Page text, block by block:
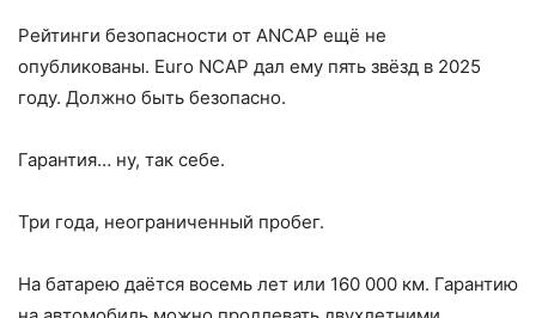
Рейтинги безопасности от ANCAP ещё не
опубликованы. Euro NCAP дал ему пять звёзд в 2025
году. Должно быть безопасно.
Гарантия… ну, так себе.
Три года, неограниченный пробег.
На батарею даётся восемь лет или 160 000 км. Гарантию